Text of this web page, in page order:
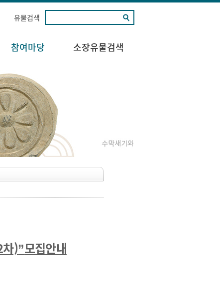
유물검색
참여마당 소장유물검색
)”모집안내